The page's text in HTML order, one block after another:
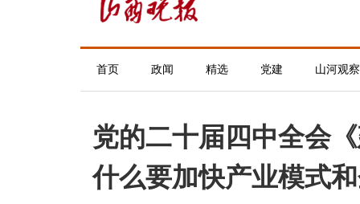
首页 政闻 精选 党建 山河观察
党的二十届四中全会
什么要加快产业模式